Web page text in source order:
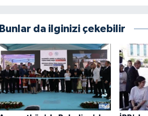
Bunlar da ilginizi çekebilir